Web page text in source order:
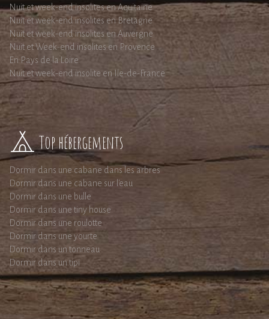
Nuit et week-end insolites en Aquitaine
Nuit et week-end insolites en Bretagne
Nuit et week-end insolites en Auvergne
Nuit et Week-end insolites en Provence
En Pays de la Loire
Nuit et week-end insolite en Ile-de-France
Top hébergements
Dormir dans une cabane dans les arbres
Dormir dans une cabane sur l'eau
Dormir dans une bulle
Dormir dans une tiny house
Dormir dans une roulotte
Dormir dans une yourte
Dormir dans un tonneau
Dormir dans un tipi